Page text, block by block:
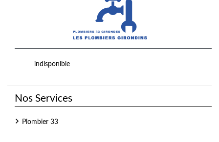
indisponible
Nos Services
Plombier 33